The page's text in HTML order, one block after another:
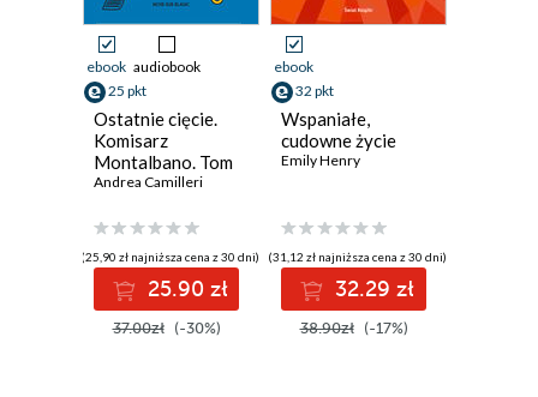
ebook audiobook
25 pkt
Ostatnie cięcie.
Komisarz
Montalbano. Tom
24
Andrea Camilleri
(25,90 zł najniższa cena z 30 dni)
25.90 zł
37.00zł (-30%)
ebook
32 pkt
Wspaniałe,
cudowne życie
Emily Henry
(31,12 zł najniższa cena z 30 dni)
32.29 zł
38.90zł (-17%)